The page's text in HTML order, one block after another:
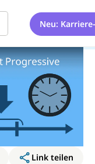
Neu:
Link teilen